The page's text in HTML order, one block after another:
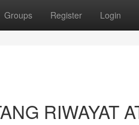
Groups Register Login
RIWAYAT